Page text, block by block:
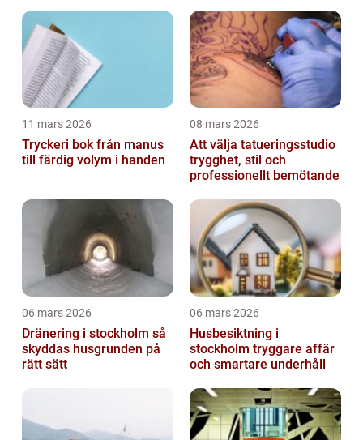
11 mars 2026
Tryckeri bok från manus
till färdig volym i handen
08 mars 2026
Att välja tatueringsstudio
trygghet, stil och
professionellt bemötande
06 mars 2026
Dränering i stockholm så
skyddas husgrunden på
rätt sätt
06 mars 2026
Husbesiktning i
stockholm tryggare affär
och smartare underhåll